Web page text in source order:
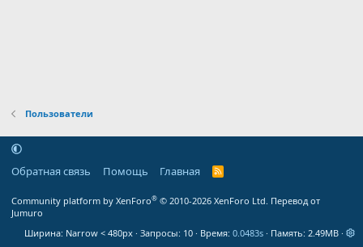
Пользователи
Обратная связь Помощь Главная
R
Community platform by XenForo® © 2010-2026 XenForo Ltd. Перевод от
Jumuro
Ширина
Запросы 10 Время 0.0483s Память 2.49MB